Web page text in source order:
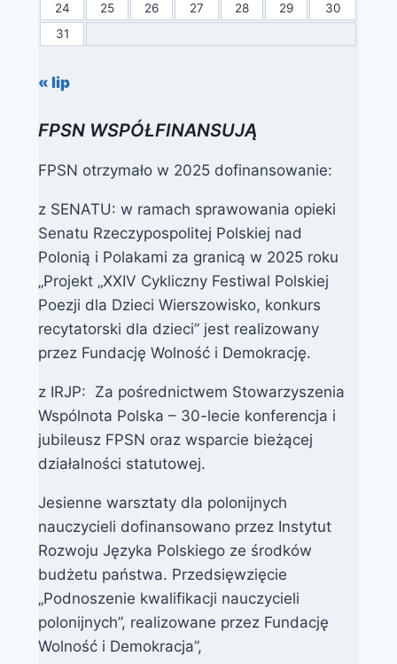
24
25 26 27 28 29
30
31
« lip
FPSN WSPÓŁFINANSUJĄ
FPSN otrzymało w 2025 dofinansowanie:
z SENATU: w ramach sprawowania opieki
Senatu Rzeczypospolitej Polskiej nad
Polonią i Polakami za granicą w 2025 roku
„Projekt „XXIV Cykliczny Festiwal Polskiej
Poezji dla Dzieci Wierszowisko, konkurs
recytatorski dla dzieci” jest realizowany
przez Fundację Wolność i Demokrację.
z IRJP: Za pośrednictwem Stowarzyszenia
Wspólnota Polska – 30-lecie konferencja i
jubileusz FPSN oraz wsparcie bieżącej
działalności statutowej.
Jesienne warsztaty dla polonijnych
nauczycieli dofinansowano przez Instytut
Rozwoju Języka Polskiego ze środków
budżetu państwa. Przedsięwzięcie
„Podnoszenie kwalifikacji nauczycieli
polonijnych”, realizowane przez Fundację
Wolność i Demokracja”,